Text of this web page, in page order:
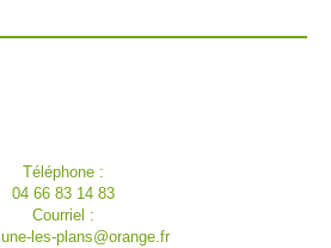
Téléphone :
04 66 83 14 83
Courriel :
les-plans@orange.fr